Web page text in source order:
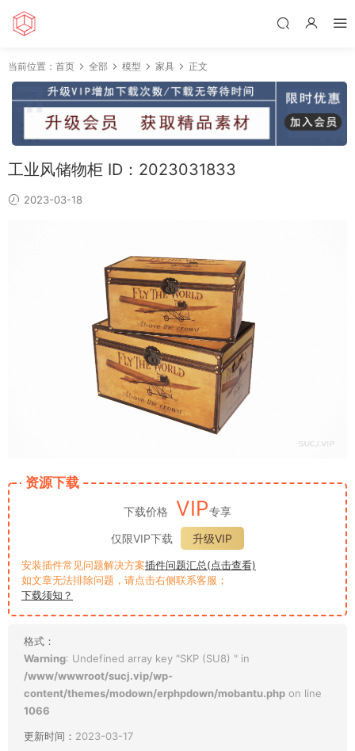
当前位置： 首页 全部 模型 家具 正文
工业风储物柜 ID：2023031833
2023-03-18
资源下载
下载价格 VIP专享
仅限VIP下载
升级VIP
安装插件常见问题解决方案插件问题汇总(点击查看)
如文章无法排除问题，请点击右侧联系客服；
下载须知？
格式：
Warning: Undefined array key "SKP (SU8) " in
/www/wwwroot/sucj.vip/wp-
content/themes/modown/erphpdown/mobantu.php on line
1066
更新时间： 2023-03-17